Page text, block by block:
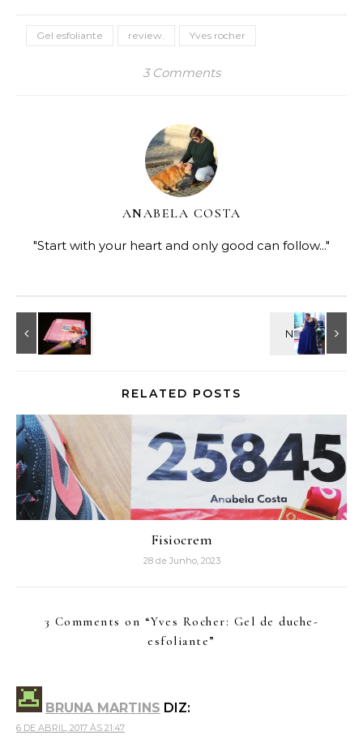
Gel esfoliante review. Yves rocher
3 Comments
ANABELA COSTA
"Start with your heart and only good can follow..."
RELATED POSTS
Fisiocrem
28 de Junho, 2023
3 Comments on “Yves Rocher: Gel de duche-
esfoliante”
BRUNA MARTINS DIZ:
6 DE ABRIL, 2017 ÀS 21:47